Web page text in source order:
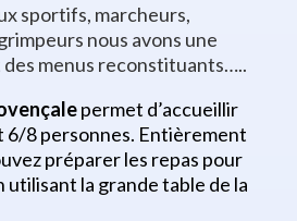
sportifs, marcheurs,
nous avons une
des menus reconstituants…..
permet d’accueillir
8 personnes. Entièrement
préparer les repas pour
utilisant la grande table de la